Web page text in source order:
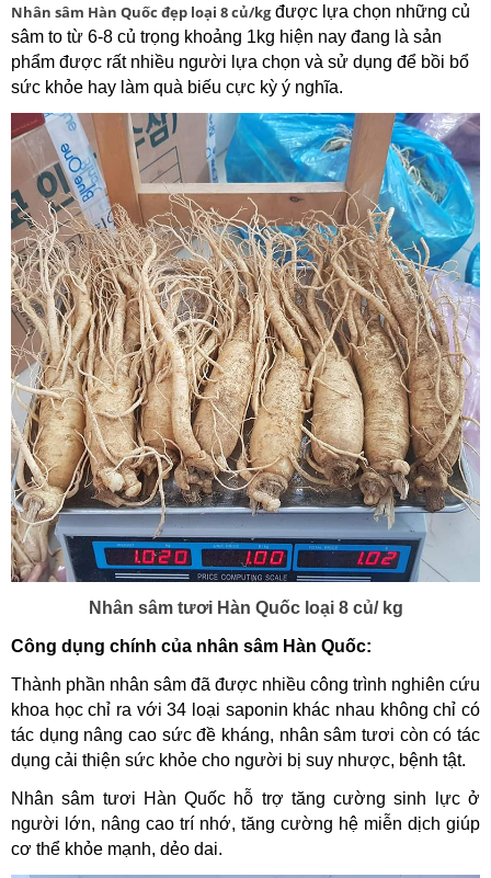
Nhân sâm Hàn Quốc đẹp loại 8 củ/kgđược lựa chọn những củ
sâm to từ 6-8 củ trọng khoảng 1kg hiện nay đang là sản
phẩm được rất nhiều người lựa chọn và sử dụng để bồi bổ
sức khỏe hay làm quà biếu cực kỳ ý nghĩa.
Nhân sâm tươi Hàn Quốc loại 8 củ/ kg
Công dụng chính của nhân sâm Hàn Quốc:
Thành phần nhân sâm đã được nhiều công trình nghiên cứu
khoa học chỉ ra với 34 loại saponin khác nhau không chỉ có
tác dụng nâng cao sức đề kháng, nhân sâm tươi còn có tác
dụng cải thiện sức khỏe cho người bị suy nhược, bệnh tật.
Nhân sâm tươi Hàn Quốc hỗ trợ tăng cường sinh lực ở
người lớn, nâng cao trí nhớ, tăng cường hệ miễn dịch giúp
cơ thể khỏe mạnh, dẻo dai.